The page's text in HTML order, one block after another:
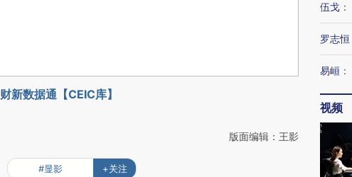
财新数据通【CEIC库】
版面编辑：王影
#显影 +关注
伍戈 ：
罗志恒
易峘 ：
视频